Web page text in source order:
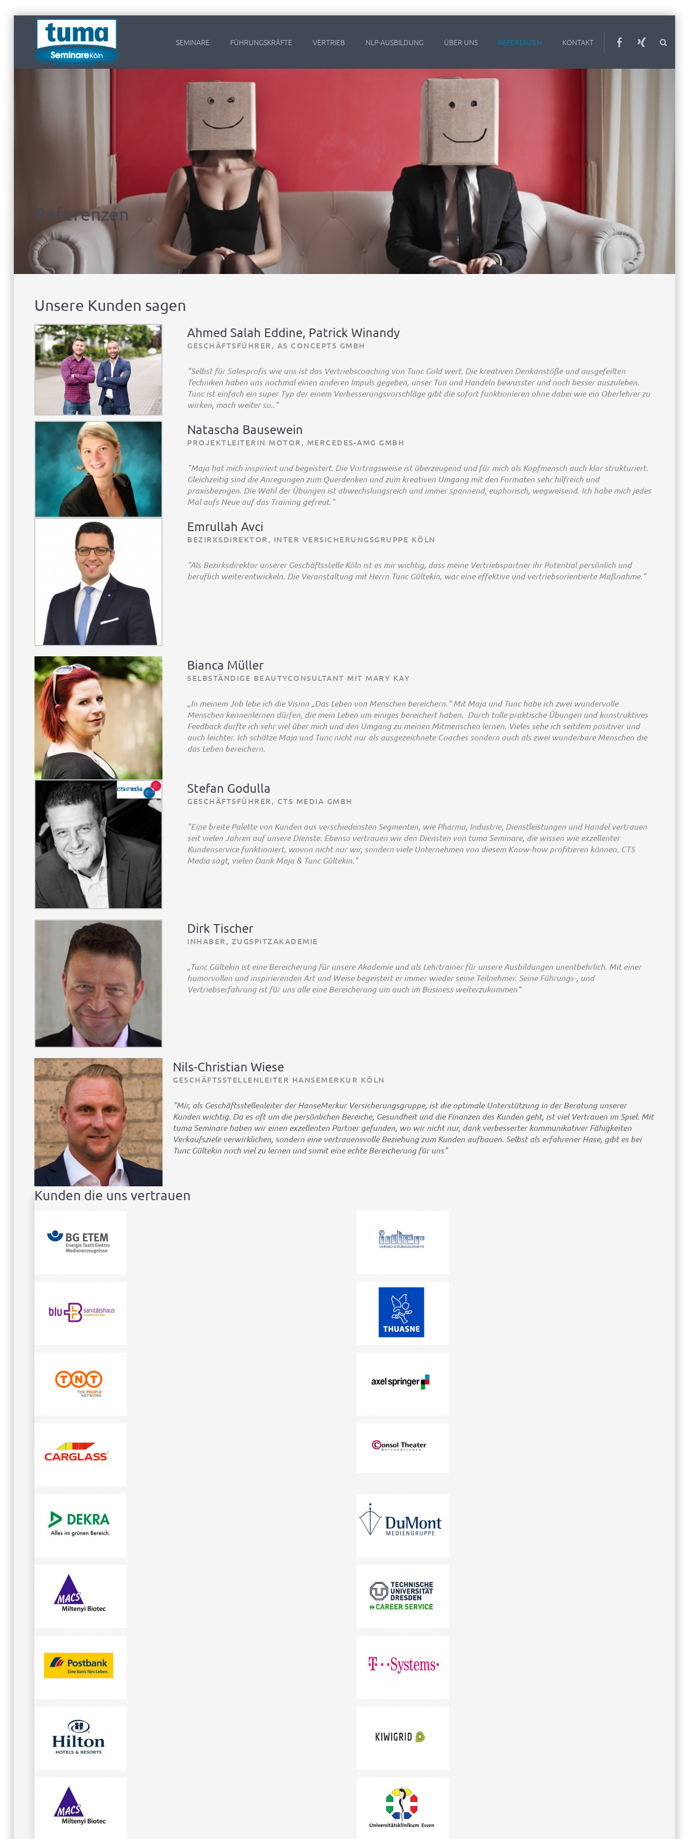
SEMINARE FÜHRUNGSKRÄFTE VERTRIEB NLP-AUSBILDUNG ÜBER UNS REFERENZEN KONTAKT
Referenzen
Unsere Kunden sagen
Ahmed Salah Eddine, Patrick Winandy
GESCHÄFTSFÜHRER, AS CONCEPTS GMBH
"Selbst für Salesprofis wie uns ist das Vertriebscoaching von Tunc Gold wert. Die kreativen Denkanstöße und ausgefeilten
Techniken haben uns nochmal einen anderen Impuls gegeben, unser Tun und Handeln bewusster und noch besser auszuleben.
Tunc ist einfach ein super Typ der einem Verbesserungsvorschläge gibt die sofort funktionieren ohne dabei wie ein Oberlehrer zu
wirken, mach weiter so.."
Natascha Bausewein
PROJEKTLEITERIN MOTOR, MERCEDES-AMG GMBH
"Maja hat mich inspiriert und begeistert. Die Vortragsweise ist überzeugend und für mich als Kopfmensch auch klar strukturiert.
Gleichzeitig sind die Anregungen zum Querdenken und zum kreativen Umgang mit den Formaten sehr hilfreich und
praxisbezogen. Die Wahl der Übungen ist abwechslungsreich und immer spannend, euphorisch, wegweisend. Ich habe mich jedes
Mal aufs Neue auf das Training gefreut."
Emrullah Avci
BEZIRKSDIREKTOR, INTER VERSICHERUNGSGRUPPE KÖLN
"Als Bezirksdirektor unserer Geschäftsstelle Köln ist es mir wichtig, dass meine Vertriebspartner ihr Potential persönlich und
beruflich weiterentwickeln. Die Veranstaltung mit Herrn Tunc Gültekin, war eine effektive und vertriebsorientierte Maßnahme."
Bianca Müller
SELBSTÄNDIGE BEAUTYCONSULTANT MIT MARY KAY
„In meinem Job lebe ich die Vision „Das Leben von Menschen bereichern.“ Mit Maja und Tunc habe ich zwei wundervolle
Menschen kennenlernen dürfen, die mein Leben um einiges bereichert haben. Durch tolle praktische Übungen und konstruktives
Feedback durfte ich sehr viel über mich und den Umgang zu meinen Mitmenschen lernen. Vieles sehe ich seitdem positiver und
auch leichter. Ich schätze Maja und Tunc nicht nur als ausgezeichnete Coaches sondern auch als zwei wunderbare Menschen die
das Leben bereichern.
Stefan Godulla
GESCHÄFTSFÜHRER, CTS MEDIA GMBH
"Eine breite Palette von Kunden aus verschiedensten Segmenten, wie Pharma, Industrie, Dienstleistungen und Handel vertrauen
seit vielen Jahren auf unsere Dienste. Ebenso vertrauen wir den Diensten von tuma Seminare, die wissen wie exzellenter
Kundenservice funktioniert, wovon nicht nur wir, sondern viele Unternehmen von diesem Know-how profitieren können. CTS
Media sagt, vielen Dank Maja & Tunc Gültekin."
Dirk Tischer
INHABER, ZUGSPITZAKADEMIE
„Tunc Gültekin ist eine Bereicherung für unsere Akademie und als Lehrtrainer für unsere Ausbildungen unentbehrlich. Mit einer
humorvollen und inspirierenden Art und Weise begeistert er immer wieder seine Teilnehmer. Seine Führungs-, und
Vertriebserfahrung ist für uns alle eine Bereicherung um auch im Business weiterzukommen“
Nils-Christian Wiese
GESCHÄFTSSTELLENLEITER HANSEMERKUR KÖLN
"Mir, als Geschäftsstellenleiter der HanseMerkur Versicherungsgruppe, ist die optimale Unterstützung in der Beratung unserer
Kunden wichtig. Da es oft um die persönlichen Bereiche, Gesundheit und die Finanzen des Kunden geht, ist viel Vertrauen im Spiel. Mit
tuma Seminare haben wir einen exzellenten Partner gefunden, wo wir nicht nur, dank verbesserter kommunikativer Fähigkeiten
Verkaufsziele verwirklichen, sondern eine vertrauensvolle Beziehung zum Kunden aufbauen. Selbst als erfahrener Hase, gibt es bei
Tunc Gültekin noch viel zu lernen und somit eine echte Bereicherung für uns"
Kunden die uns vertrauen